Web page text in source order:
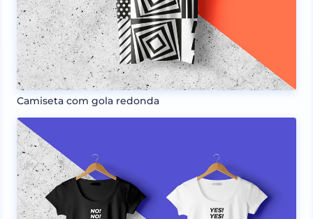
Camiseta com gola redonda